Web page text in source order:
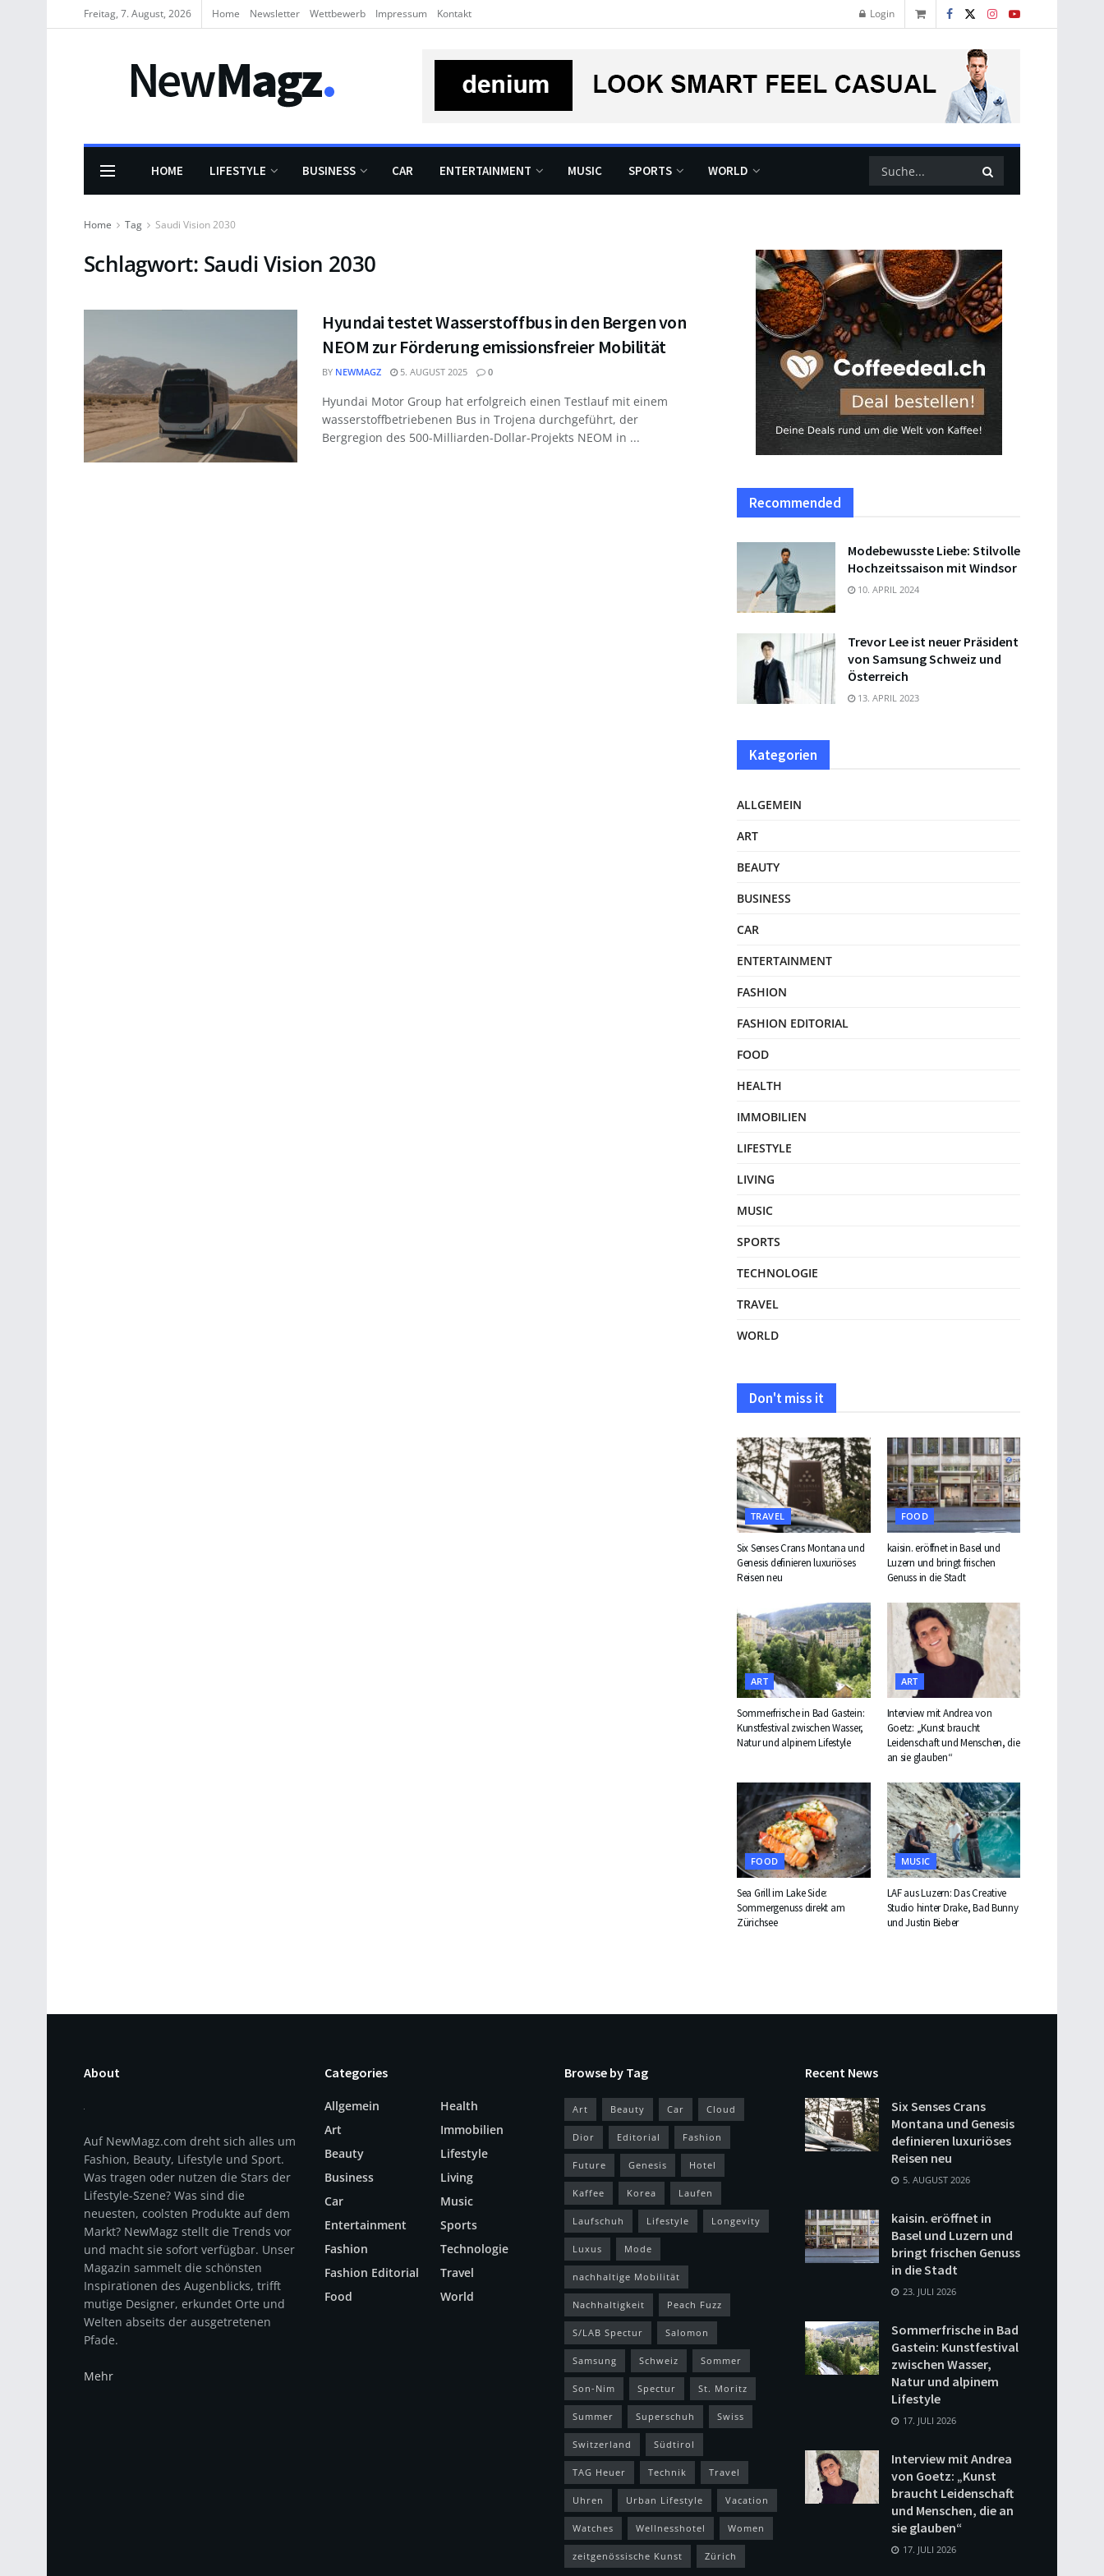
Freitag, 7. August, 2026 Home Newsletter Wettbewerb Impressum Kontakt Login
HOME LIFESTYLE BUSINESS CAR ENTERTAINMENT MUSIC SPORTS WORLD
Home Tag Saudi Vision 2030
Schlagwort: Saudi Vision 2030
Hyundai testet Wasserstoffbus in den Bergen von
NEOM zur Förderung emissionsfreier Mobilität
BY NEWMAGZ 5. AUGUST 2025 0
Hyundai Motor Group hat erfolgreich einen Testlauf mit einem
wasserstoffbetriebenen Bus in Trojena durchgeführt, der
Bergregion des 500-Milliarden-Dollar-Projekts NEOM in ...
Recommended
Modebewusste Liebe: Stilvolle
Hochzeitssaison mit Windsor
10. APRIL 2024
Trevor Lee ist neuer Präsident
von Samsung Schweiz und
Österreich
13. APRIL 2023
Kategorien
ALLGEMEIN
ART
BEAUTY
BUSINESS
CAR
ENTERTAINMENT
FASHION
FASHION EDITORIAL
FOOD
HEALTH
IMMOBILIEN
LIFESTYLE
LIVING
MUSIC
SPORTS
TECHNOLOGIE
TRAVEL
WORLD
Don't miss it
TRAVEL
Six Senses Crans Montana und
Genesis definieren luxuriöses
Reisen neu
FOOD
kaisin. eröffnet in Basel und
Luzern und bringt frischen
Genuss in die Stadt
ART
Sommerfrische in Bad Gastein:
Kunstfestival zwischen Wasser,
Natur und alpinem Lifestyle
ART
Interview mit Andrea von
Goetz: „Kunst braucht
Leidenschaft und Menschen, die
an sie glauben“
FOOD
Sea Grill im Lake Side:
Sommergenuss direkt am
Zürichsee
MUSIC
LAF aus Luzern: Das Creative
Studio hinter Drake, Bad Bunny
und Justin Bieber
About
Auf NewMagz.com dreht sich alles um
Fashion, Beauty, Lifestyle und Sport.
Was tragen oder nutzen die Stars der
Lifestyle-Szene? Was sind die
neuesten, coolsten Produkte auf dem
Markt? NewMagz stellt die Trends vor
und macht sie sofort verfügbar. Unser
Magazin sammelt die schönsten
Inspirationen des Augenblicks, trifft
mutige Designer, erkundet Orte und
Welten abseits der ausgetretenen
Pfade.
Mehr
Categories
Allgemein
Art
Beauty
Business
Car
Entertainment
Fashion
Fashion Editorial
Food
Health
Immobilien
Lifestyle
Living
Music
Sports
Technologie
Travel
World
Browse by Tag
Art Beauty Car Cloud
Dior Editorial Fashion
Future Genesis Hotel
Kaffee Korea Laufen
Laufschuh Lifestyle Longevity
Luxus Mode
nachhaltige Mobilität
Nachhaltigkeit Peach Fuzz
S/LAB Spectur Salomon
Samsung Schweiz Sommer
Son-Nim Spectur St. Moritz
Summer Superschuh Swiss
Switzerland Südtirol
TAG Heuer Technik Travel
Uhren Urban Lifestyle Vacation
Watches Wellnesshotel Women
zeitgenössische Kunst Zürich
Recent News
Six Senses Crans
Montana und Genesis
definieren luxuriöses
Reisen neu
5. AUGUST 2026
kaisin. eröffnet in
Basel und Luzern und
bringt frischen Genuss
in die Stadt
23. JULI 2026
Sommerfrische in Bad
Gastein: Kunstfestival
zwischen Wasser,
Natur und alpinem
Lifestyle
17. JULI 2026
Interview mit Andrea
von Goetz: „Kunst
braucht Leidenschaft
und Menschen, die an
sie glauben“
17. JULI 2026